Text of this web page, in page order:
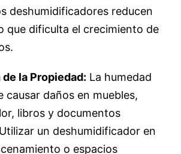
deshumidificadores reducen
que dificulta el crecimiento de
la Propiedad: La humedad
causar daños en muebles,
libros y documentos
un deshumidificador en
o espacios